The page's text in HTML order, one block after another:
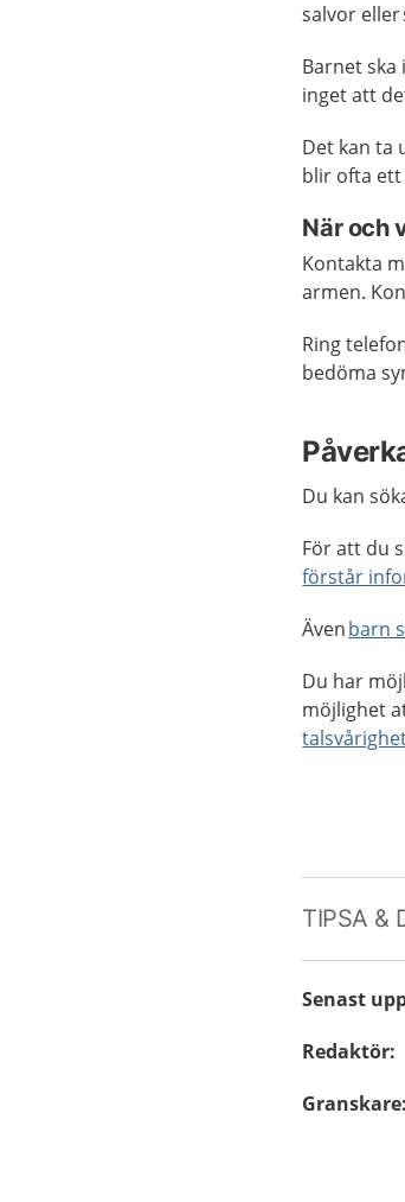
salvor eller
Barnet
inget att
Det kan ta
blir ofta
När och
Kontakta
armen.
Ring
bedöma
Du kan
För att du
förstår
Ävenbarn
Du har
möjlighet
TIPSA &
Senast
Redaktör:
Granskare: